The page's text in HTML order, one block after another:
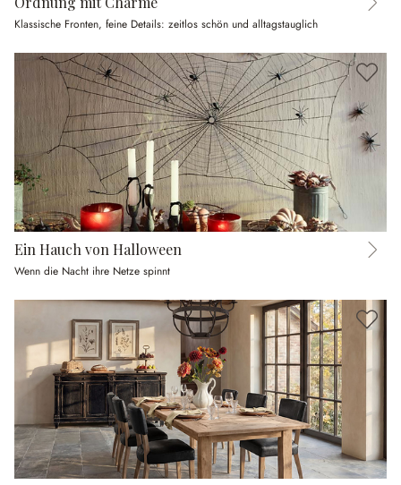
Klassische Fronten, feine Details: zeitlos schön und alltagstauglich
Ein Hauch von Halloween
Wenn die Nacht ihre Netze spinnt